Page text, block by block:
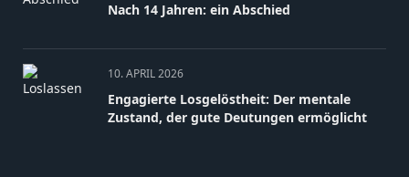
Nach 14 Jahren: ein Abschied
10. APRIL 2026
Engagierte Losgelöstheit: Der mentale
Zustand, der gute Deutungen ermöglicht